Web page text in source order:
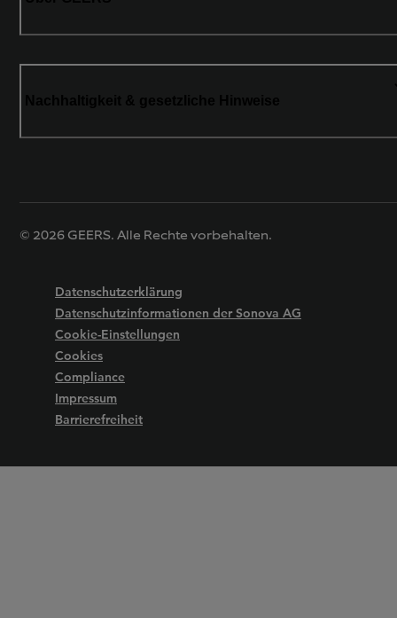
© 2026 GEERS. Alle Rechte vorbehalten.
Datenschutzerklärung
Datenschutzinformationen der Sonova AG
Cookie-Einstellungen
Cookies
Compliance
Impressum
Barrierefreiheit